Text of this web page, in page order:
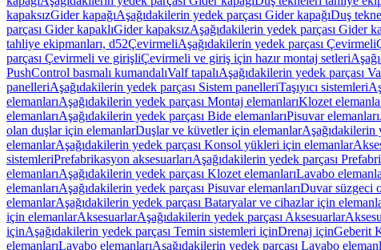
kapaksızGider kapağıAşağıdakilerin yedek parçası Gider kapağıDuş
parçası Gider kapaklıGider kapaksızAşağıdakilerin yedek parçası Gider
tahliye ekipmanları, d52ÇevirmeliAşağıdakilerin yedek parçası Çevirmeli
parçası Çevirmeli ve girişliÇevirmeli ve giriş için hazır montaj setleri
PushControl basmalı kumandalıValf tapalıAşağıdakilerin yedek parçası
panelleriAşağıdakilerin yedek parçası Sistem panelleriTaşıyıcı sistemleri
elemanlarıAşağıdakilerin yedek parçası Montaj elemanlarıKlozet
elemanlarıAşağıdakilerin yedek parçası Bide elemanlarıPisuvar elemanları
olan duşlar için elemanlarDuşlar ve küvetler için elemanlarAşağıdakilerin
elemanlarAşağıdakilerin yedek parçası Konsol yükleri için elemanlar
sistemleriPrefabrikasyon aksesuarlarıAşağıdakilerin yedek parçası
elemanlarıAşağıdakilerin yedek parçası Klozet elemanlarıLavabo
elemanlarıAşağıdakilerin yedek parçası Pisuvar elemanlarıDuvar süzgeci
elemanlarAşağıdakilerin yedek parçası Bataryalar ve cihazlar için
için elemanlarAksesuarlarAşağıdakilerin yedek parçası Aksesuarlar
içinAşağıdakilerin yedek parçası Temin sistemleri içinDrenaj içinGeberit
elemanlarıLavabo elemanlarıAşağıdakilerin yedek parçası Lavabo